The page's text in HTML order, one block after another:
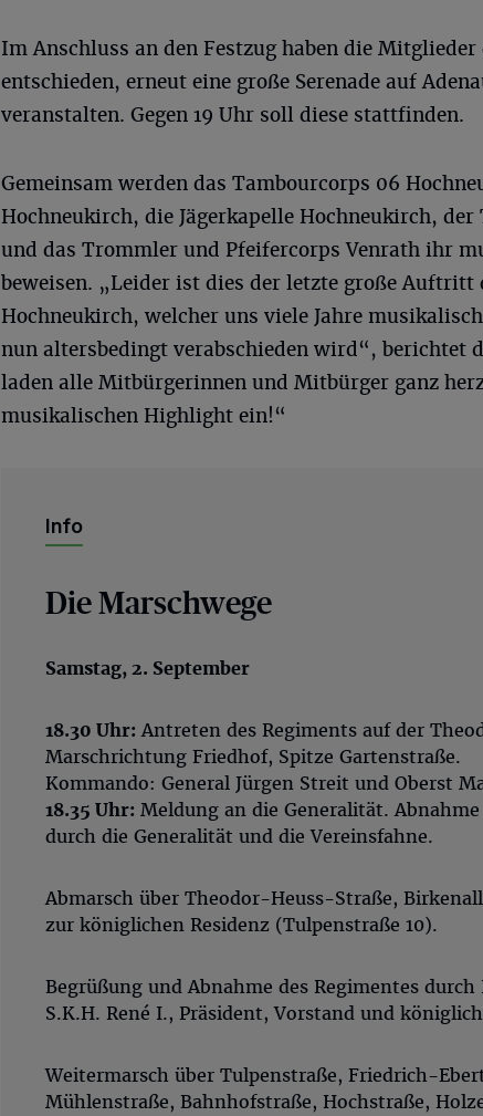
Im Anschluss an den Festzug haben die Mitglieder
entschieden, erneut eine große Serenade auf
veranstalten. Gegen 19 Uhr soll diese stattfinden.
Gemeinsam werden das Tambourcorps 06
Hochneukirch, die Jägerkapelle Hochneukirch,
und das Trommler und Pfeifercorps Venrath ihr
beweisen. „Leider ist dies der letzte große Auftritt
Hochneukirch, welcher uns viele Jahre
nun altersbedingt verabschieden wird“, berichtet
laden alle Mitbürgerinnen und Mitbürger ganz
musikalischen Highlight ein!“
Info
Die Marschwege
Samstag, 2. September
18.30 Uhr: Antreten des Regiments auf der
Marschrichtung Friedhof, Spitze Gartenstraße.
Kommando: General Jürgen Streit und Oberst
18.35 Uhr: Meldung an die Generalität.
durch die Generalität und die Vereinsfahne.
Abmarsch über Theodor-Heuss-Straße,
zur königlichen Residenz (Tulpenstraße 10).
Begrüßung und Abnahme des Regimentes durch
S.K.H. René I., Präsident, Vorstand und
Weitermarsch über Tulpenstraße, Friedrich-
Mühlenstraße, Bahnhofstraße, Hochstraße,